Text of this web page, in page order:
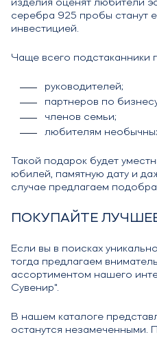
изделия оценят любители
серебра 925 пробы станут
инвестицией.
Чаще всего подстаканники
руководителей;
партнеров по
членов семьи;
любителям
Такой подарок будет
юбилей, памятную дату и
случае предлагаем
ПОКУПАЙТЕ
Если вы в поисках
тогда предлагаем
ассортиментом нашего
Сувенир".
В нашем каталоге
останутся незамеченными.